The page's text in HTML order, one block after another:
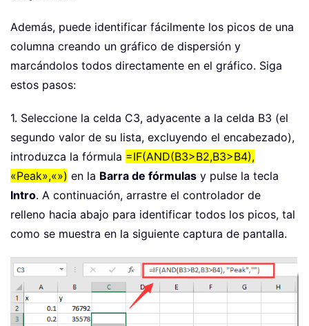
Además, puede identificar fácilmente los picos de una
columna creando un gráfico de dispersión y
marcándolos todos directamente en el gráfico. Siga
estos pasos:
1. Seleccione la celda C3, adyacente a la celda B3 (el
segundo valor de su lista, excluyendo el encabezado),
introduzca la fórmula =IF(AND(B3>B2,B3>B4),
«Peak»,«») en la Barra de fórmulas y pulse la tecla
Intro. A continuación, arrastre el controlador de
relleno hacia abajo para identificar todos los picos, tal
como se muestra en la siguiente captura de pantalla.